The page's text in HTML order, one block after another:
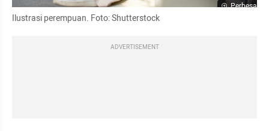
Perbesar
Ilustrasi perempuan. Foto: Shutterstock
ADVERTISEMENT